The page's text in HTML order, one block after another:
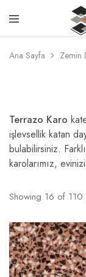
Taş
Beton,
Taş
ve
Ana Sayfa Zemin
Terrazo Karo
işlevsellik katan
bulabilirsiniz.
karolarımız,
Showing 16 of 110